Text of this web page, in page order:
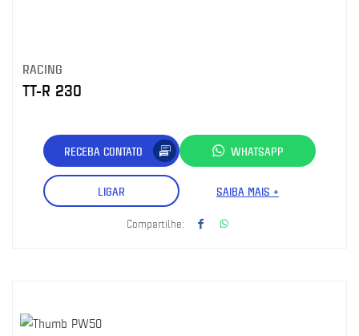
RACING
TT-R 230
RECEBA CONTATO WHATSAPP
LIGAR SAIBA MAIS +
Compartilhe: